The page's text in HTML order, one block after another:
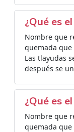
¿Qué es
Nombre que
quemada
Las tlayudas
después se
¿Qué es
Nombre que
quemada